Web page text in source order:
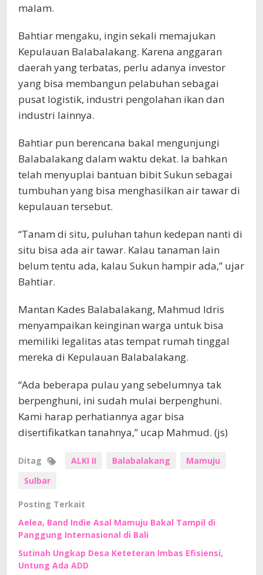
malam.
Bahtiar mengaku, ingin sekali memajukan
Kepulauan Balabalakang. Karena anggaran
daerah yang terbatas, perlu adanya investor
yang bisa membangun pelabuhan sebagai
pusat logistik, industri pengolahan ikan dan
industri lainnya.
Bahtiar pun berencana bakal mengunjungi
Balabalakang dalam waktu dekat. Ia bahkan
telah menyuplai bantuan bibit Sukun sebagai
tumbuhan yang bisa menghasilkan air tawar di
kepulauan tersebut.
“Tanam di situ, puluhan tahun kedepan nanti di
situ bisa ada air tawar. Kalau tanaman lain
belum tentu ada, kalau Sukun hampir ada,” ujar
Bahtiar.
Mantan Kades Balabalakang, Mahmud Idris
menyampaikan keinginan warga untuk bisa
memiliki legalitas atas tempat rumah tinggal
mereka di Kepulauan Balabalakang.
“Ada beberapa pulau yang sebelumnya tak
berpenghuni, ini sudah mulai berpenghuni.
Kami harap perhatiannya agar bisa
disertifikatkan tanahnya,” ucap Mahmud. (js)
Ditag ALKI II Balabalakang
Mamuju
Sulbar
Posting Terkait
Aelea, Band Indie Asal Mamuju Bakal Tampil di
Panggung Internasional di Bali
Sutinah Ungkap Desa Keteteran Imbas Efisiensi,
Untung Ada ADD